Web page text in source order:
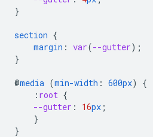
}
section {
margin : var(--gutter);
}
@media (min-width : 600px)
{
: root {
--gutter : 16px ;
}
}